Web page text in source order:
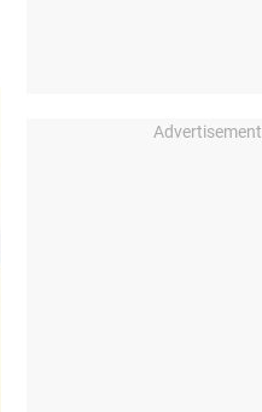
Advertisement